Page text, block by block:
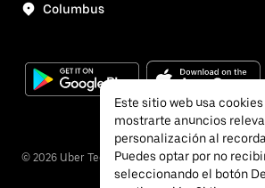
Columbus
© 2026 Uber Technologies, Inc.
Este sitio web usa
mostrarte anuncios
personalización al
Puedes optar por no
seleccionando el botón